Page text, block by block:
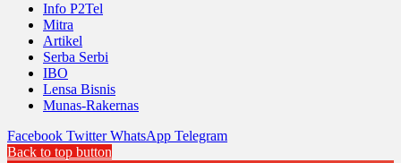
Info P2Tel
Mitra
Artikel
Serba Serbi
IBO
Lensa Bisnis
Munas-Rakernas
Facebook Twitter WhatsApp Telegram
Back to top button